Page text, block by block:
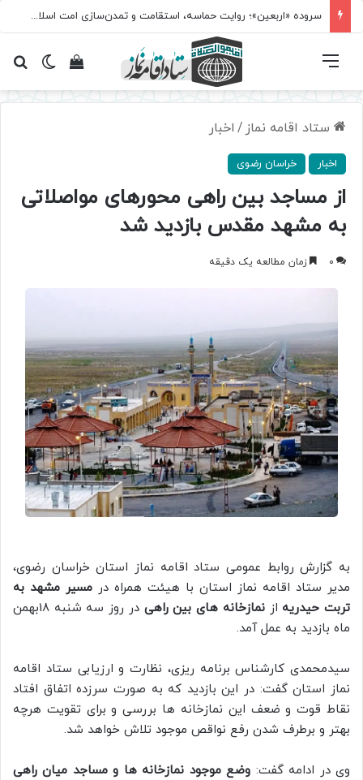
سروده‌ «اربعین»؛ روایت حماسه، استقامت و تمدن‌سازی امت اسلامی
تغییرمشاهده فهرست
ستاد اقامه نماز / اخبار
اخبار خراسان رضوی
از مساجد بین راهی محورهای مواصلاتی
به مشهد مقدس بازدید شد
0 زمان مطالعه یک دقیقه
به گزارش روابط عمومی ستاد اقامه نماز استان خراسان رضوی،
مدیر ستاد اقامه نماز استان با هیئت همراه در مسیر مشهد به
تربت حیدریه ازنمازخانه های بین راهی
در روز سه شنبه 18بهمن
ماه بازدید به عمل آمد.
سیدمحمدی کارشناس برنامه ریزی، نظارت و ارزیابی ستاد اقامه
نماز استان گفت: در این بازدید که به صورت سرزده اتفاق افتاد
نقاط قوت و ضعف این نمازخانه ها بررسی و برای تقویت هرچه
بهتر و برطرف شدن رفع نواقص موجود تلاش خواهد شد.
وی در ادامه گفت: وضع موجود نمازخانه ها و مساجد میان راهی